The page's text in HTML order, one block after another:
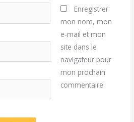
Enregistrer
mon nom, mon
e-mail et mon
site dans le
navigateur pour
mon prochain
commentaire.